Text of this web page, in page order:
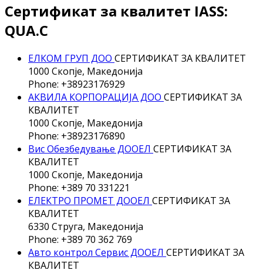
Сертификат за квалитет IASS:
QUA.C
ЕЛКОМ ГРУП ДОО СЕРТИФИКАТ ЗА КВАЛИТЕТ
1000 Скопје, Македонија
Phone: +38923176929
АКВИЛА КОРПОРАЦИЈА ДОО СЕРТИФИКАТ ЗА
КВАЛИТЕТ
1000 Скопје, Македонија
Phone: +38923176890
Вис Обезбедување ДООЕЛ СЕРТИФИКАТ ЗА
КВАЛИТЕТ
1000 Скопје, Македонија
Phone: +389 70 331221
ЕЛЕКТРО ПРОМЕТ ДООЕЛ СЕРТИФИКАТ ЗА
КВАЛИТЕТ
6330 Струга, Македонија
Phone: +389 70 362 769
Авто контрол Сервис ДООЕЛ СЕРТИФИКАТ ЗА
КВАЛИТЕТ